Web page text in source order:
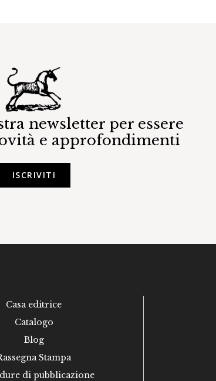
newsletter per essere
e approfondimenti
ISCRIVITI
Casa editrice
Catalogo
Blog
Stampa
di pubblicazione